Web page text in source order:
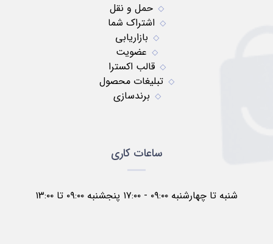
حمل و نقل
اشتراک شما
بازاریابی
عضویت
قالب اکسترا
تبلیغات محصول
برندسازی
ساعات کاری
شنبه تا چهارشنبه ۰۹:۰۰ - ۱۷:۰۰ پنجشنبه ۰۹:۰۰ تا ۱۳:۰۰